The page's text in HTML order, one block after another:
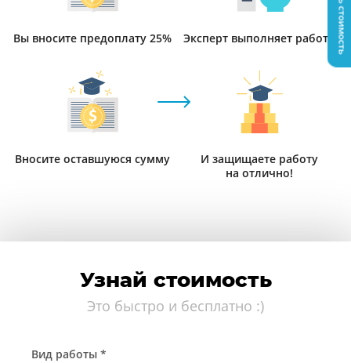
Вы вносите предоплату 25% Эксперт выполняет работу
Вносите оставшуюся сумму
И защищаете работу
на отлично!
Узнай стоимость
Это быстро и бесплатно :)
Вид работы *